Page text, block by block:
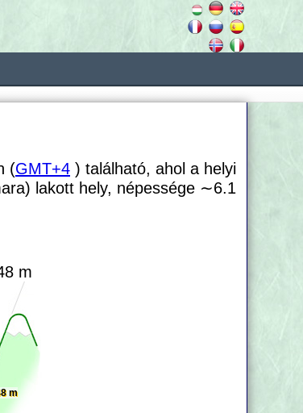
(GMT+4 ) található, ahol a helyi
lakott hely, népessége ∼6.1
m
m